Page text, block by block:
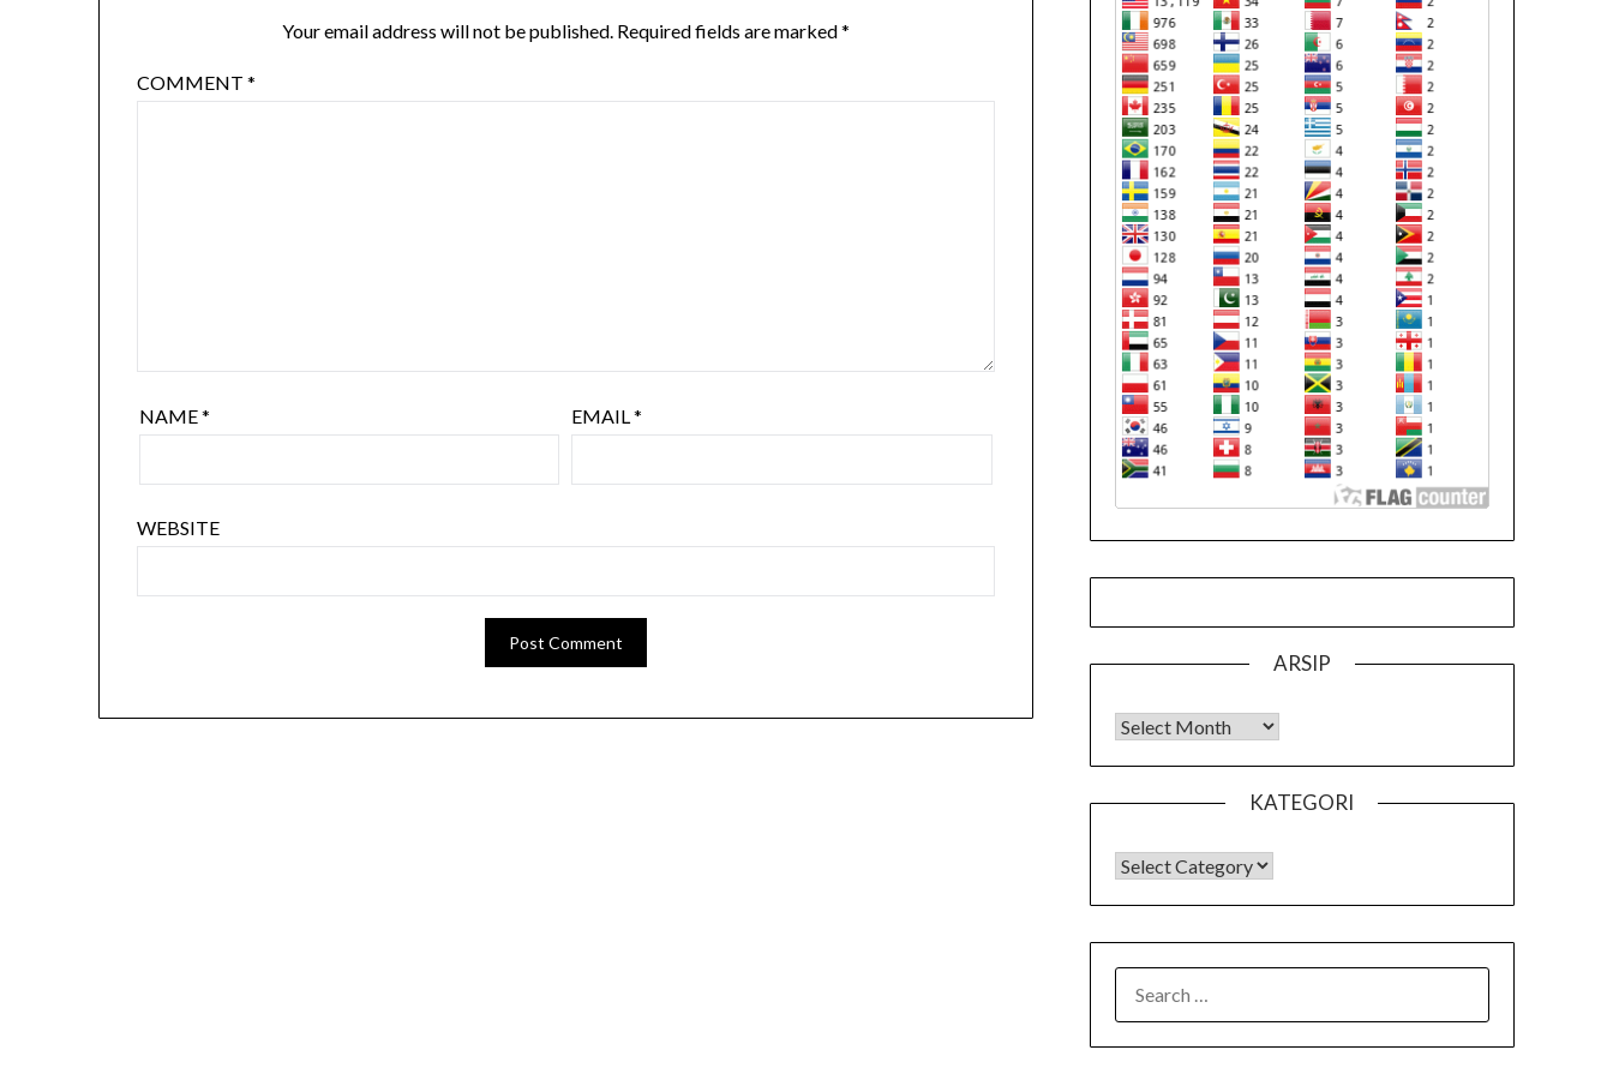
Your email address will not be published. Required fields are marked*
COMMENT*
NAME* EMAIL*
WEBSITE
ARSIP
Arsip
KATEGORI
KATEGORI
FOR: